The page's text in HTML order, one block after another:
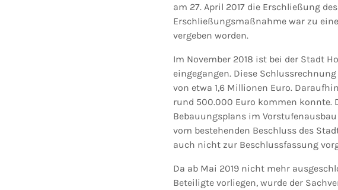
am 27. April 2017 die Erschließung
Erschließungsmaßnahme war zu
vergeben worden.
Im November 2018 ist bei der Stadt
eingegangen. Diese
von etwa 1,6 Millionen Euro.
rund 500.000 Euro kommen konnte.
Bebauungsplans im
vom bestehenden Beschluss des
auch nicht zur Beschlussfassung
Da ab Mai 2019 nicht mehr
Beteiligte vorliegen, wurde der